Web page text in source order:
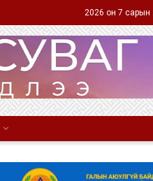
2026 он 7 сарын